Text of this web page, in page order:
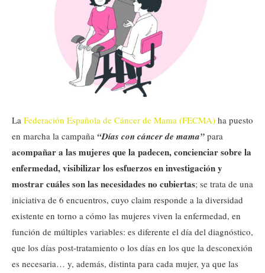
La Federación Española de Cáncer de Mama (FECMA) ha puesto
en marcha la campaña “Días con cáncer de mama” para
acompañar a las mujeres que la padecen, concienciar sobre la
enfermedad, visibilizar los esfuerzos en investigación y
mostrar cuáles son las necesidades no cubiertas; se trata de una
iniciativa de 6 encuentros, cuyo claim responde a la diversidad
existente en torno a cómo las mujeres viven la enfermedad, en
función de múltiples variables: es diferente el día del diagnóstico,
que los días post-tratamiento o los días en los que la desconexión
es necesaria… y, además, distinta para cada mujer, ya que las